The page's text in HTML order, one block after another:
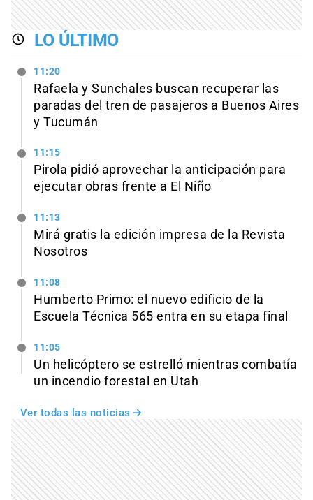
LO ÚLTIMO
11:20
Rafaela y Sunchales buscan recuperar las
paradas del tren de pasajeros a Buenos Aires
y Tucumán
11:15
Pirola pidió aprovechar la anticipación para
ejecutar obras frente a El Niño
11:13
Mirá gratis la edición impresa de la Revista
Nosotros
11:08
Humberto Primo: el nuevo edificio de la
Escuela Técnica 565 entra en su etapa final
11:05
Un helicóptero se estrelló mientras combatía
un incendio forestal en Utah
Ver todas las noticias